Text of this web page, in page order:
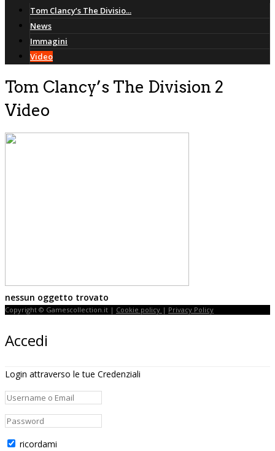
Tom Clancy’s The Divisio...
News
Immagini
Video
Tom Clancy’s The Division 2
Video
nessun oggetto trovato
Copyright © Gamescollection.it | Cookie policy | Privacy Policy
Accedi
Login attraverso le tue Credenziali
ricordami